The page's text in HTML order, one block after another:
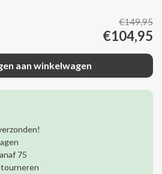
€149,95
€104,95
aan winkelwagen
75